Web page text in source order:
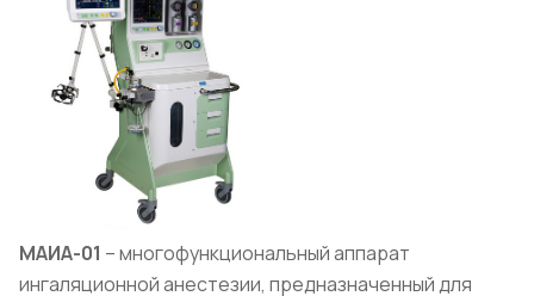
МАИА-01 – многофункциональный аппарат
ингаляционной анестезии, предназначенный для